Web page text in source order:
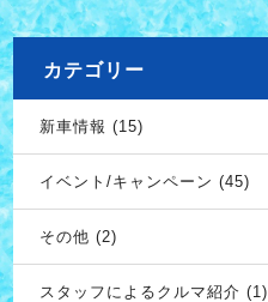
カテゴリー
新車情報 (15)
イベント/キャンペーン (45)
その他 (2)
スタッフによるクルマ紹介 (1)